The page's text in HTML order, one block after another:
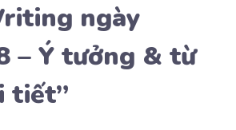
ngày
– Ý tưởng & từ
tiết”